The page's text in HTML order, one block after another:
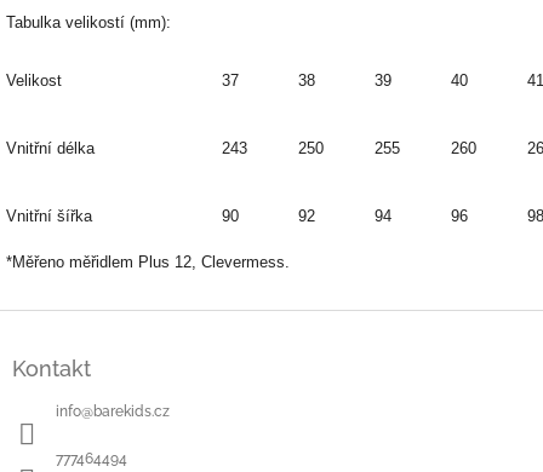
Tabulka velikostí (mm):
Velikost 37 38 39 40 41
Vnitřní délka 243 250 255 260
Vnitřní šířka 90 92 94 96 98
*Měřeno měřidlem Plus 12, Clevermess.
Kontakt
info@barekids.cz
777464494